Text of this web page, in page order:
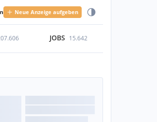
Neue Anzeige aufgeben
JOBS 15.642